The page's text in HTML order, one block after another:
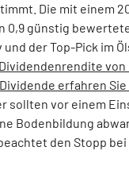
Die mit einem
0,9 günstig
der Top-Pick im
von
erfahren
sollten vor einem
Bodenbildung
den Stopp bei